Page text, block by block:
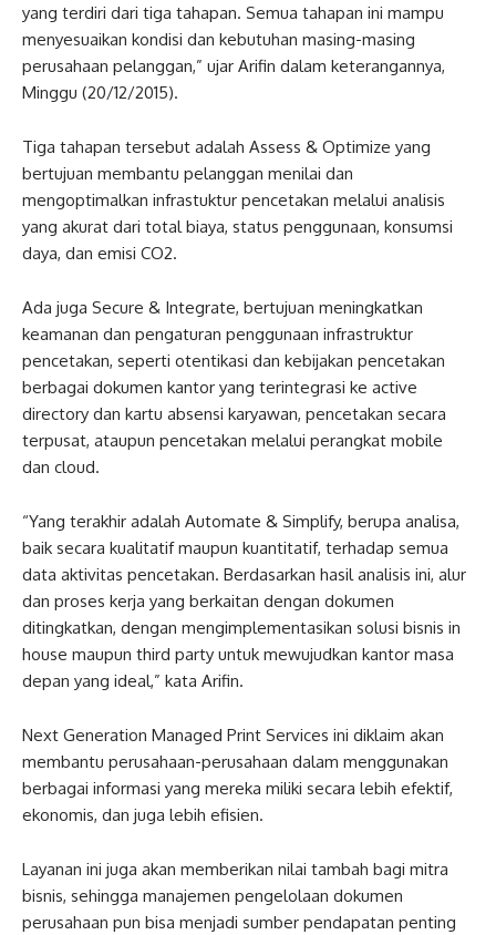
yang terdiri dari tiga tahapan. Semua tahapan ini mampu
menyesuaikan kondisi dan kebutuhan masing-masing
perusahaan pelanggan,” ujar Arifin dalam keterangannya,
Minggu (20/12/2015).
Tiga tahapan tersebut adalah Assess & Optimize yang
bertujuan membantu pelanggan menilai dan
mengoptimalkan infrastuktur pencetakan melalui analisis
yang akurat dari total biaya, status penggunaan, konsumsi
daya, dan emisi CO2.
Ada juga Secure & Integrate, bertujuan meningkatkan
keamanan dan pengaturan penggunaan infrastruktur
pencetakan, seperti otentikasi dan kebijakan pencetakan
berbagai dokumen kantor yang terintegrasi ke active
directory dan kartu absensi karyawan, pencetakan secara
terpusat, ataupun pencetakan melalui perangkat mobile
dan cloud.
“Yang terakhir adalah Automate & Simplify, berupa analisa,
baik secara kualitatif maupun kuantitatif, terhadap semua
data aktivitas pencetakan. Berdasarkan hasil analisis ini, alur
dan proses kerja yang berkaitan dengan dokumen
ditingkatkan, dengan mengimplementasikan solusi bisnis in
house maupun third party untuk mewujudkan kantor masa
depan yang ideal,” kata Arifin.
Next Generation Managed Print Services ini diklaim akan
membantu perusahaan-perusahaan dalam menggunakan
berbagai informasi yang mereka miliki secara lebih efektif,
ekonomis, dan juga lebih efisien.
Layanan ini juga akan memberikan nilai tambah bagi mitra
bisnis, sehingga manajemen pengelolaan dokumen
perusahaan pun bisa menjadi sumber pendapatan penting